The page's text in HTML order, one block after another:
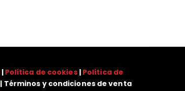
| Política de cookies| Política de
| Términos y condiciones de venta